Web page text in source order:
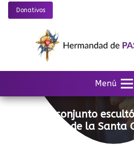
Donativos
Menú
Estreno conjunto
de la Santa